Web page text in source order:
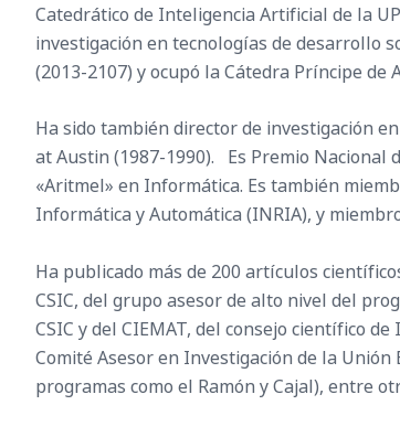
Catedrático de Inteligencia Artificial de la
investigación en tecnologías de desarrollo
(2013-2107) y ocupó la Cátedra Príncipe de
Ha sido también director de investigación
at Austin (1987-1990). Es Premio Nacional
«Aritmel» en Informática. Es también
Informática y Automática (INRIA), y
Ha publicado más de 200 artículos
CSIC, del grupo asesor de alto nivel del
CSIC y del CIEMAT, del consejo científico
Comité Asesor en Investigación de la Unión
programas como el Ramón y Cajal), entre